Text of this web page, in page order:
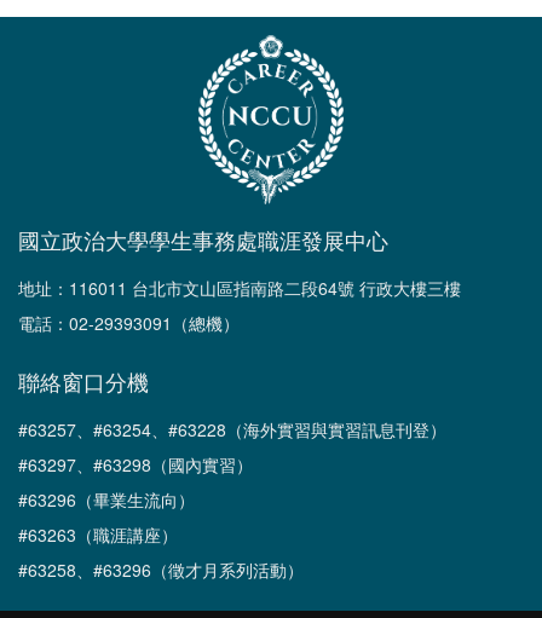
國立政治大學學生事務處職涯發展中心
地址：116011 台北市文山區指南路二段64號 行政大樓三樓
電話：02-29393091（總機）
聯絡窗口分機
#63257、#63254、#63228（海外實習與實習訊息刊登）
#63297、#63298（國內實習）
#63296（畢業生流向）
#63263（職涯講座）
#63258、#63296（徵才月系列活動）